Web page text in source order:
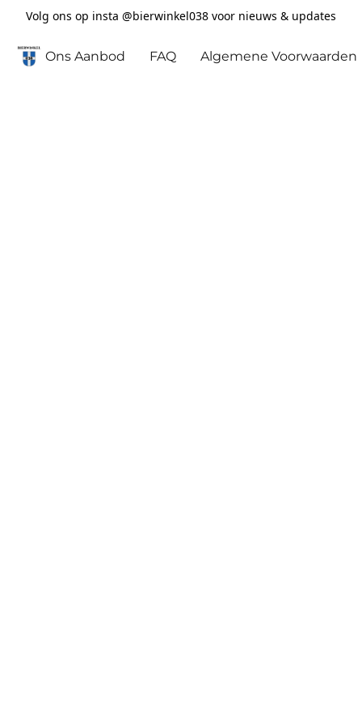
Volg ons op insta @bierwinkel038 voor nieuws & updates
Ons Aanbod FAQ Algemene Voorwaarden